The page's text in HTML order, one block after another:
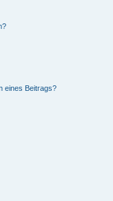
eines Beitrags?